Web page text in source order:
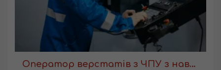
Оператор верстатів з ЧПУ з навчанням